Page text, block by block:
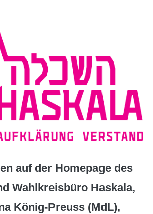
auf der Homepage des
Wahlkreisbüro Haskala,
König-Preuss (MdL),